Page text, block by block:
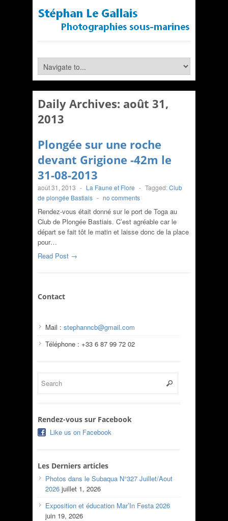
Daily Archives: août 31,
2013
Plongée sur une roche
devant Grigione -42m le
31-08-2013
août 31, 2013 - La Faune et Flore - Tagged:Club
de plongée Bastiais - no comments
Rendez-vous était donné sur le port de Toga au
Club de Plongée Bastiais. C’est agréable car le
départ se fait tôt le matin et laisse donc de la place
pour…
Read Post →
Contact
Mail : stephanncb@gmail.com
Téléphone : +33 6 87 99 72 02
Rendez-vous sur Facebook
Like us on Facebook
Les Derniers articles
Photos dans le Subaqua N°327 Juillet/Aout
2026 juillet 1, 2026
Exposition et éducation Mar’In Festa 2026
juin 19, 2026